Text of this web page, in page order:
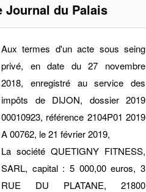
Journal du Palais
Aux termes d'un acte sous seing
privé, en date du 27 novembre
2018, enregistré au service des
impôts de DIJON, dossier 2019
00010923, référence 2104P01 2019
A 00762, le 21 février 2019,
La société QUETIGNY FITNESS,
SARL, capital : 5 000,00 euros, 3
RUE DU PLATANE, 21800